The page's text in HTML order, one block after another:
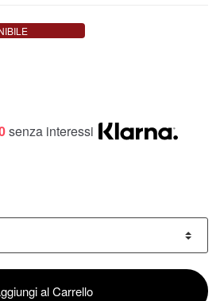
senza interessi
al Carrello